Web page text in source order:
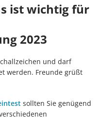
ist wichtig für
2023
und darf
werden. Freunde grüßt
sollten Sie genügend